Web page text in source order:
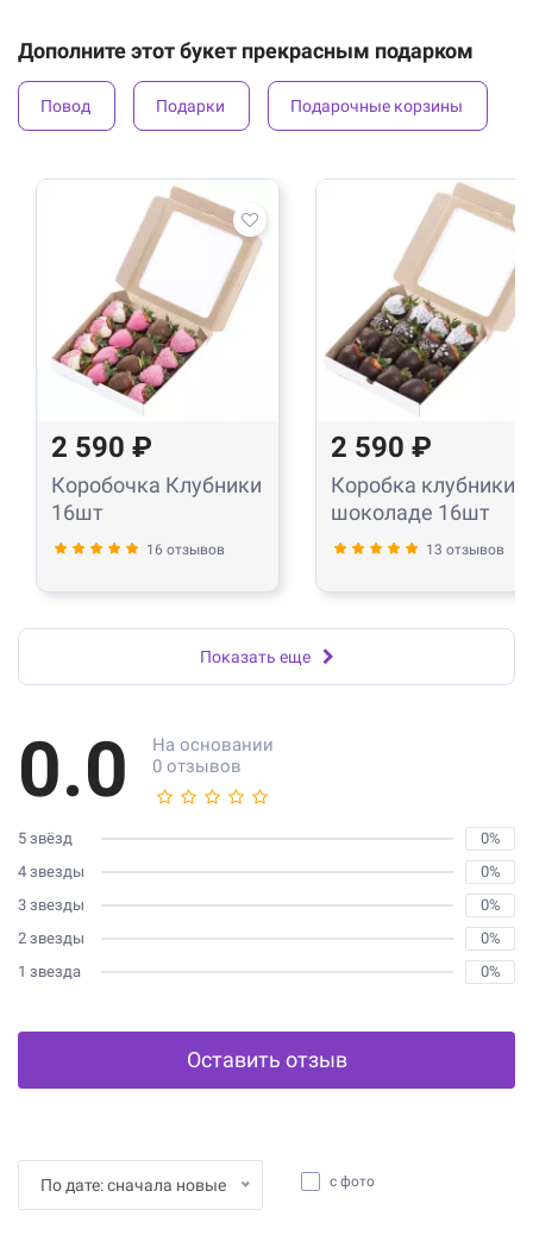
Дополните этот букет прекрасным подарком
Повод Подарки Подарочные корзины
2 590 ₽
Коробочка Клубники
16шт
16 отзывов
2 590 ₽
Коробка клубники в
шоколаде 16шт
13 отзывов
Показать еще
0.0
На основании
0 отзывов
5 звёзд
0%
4 звезды
0%
3 звезды
0%
2 звезды
0%
1 звезда
0%
Оставить отзыв
По дате: сначала новые с фото